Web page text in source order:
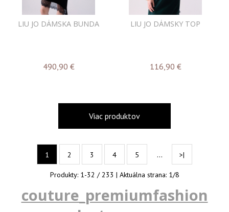
LIU JO DÁMSKA BUNDA
490,90 €
LIU JO DÁMSKY TOP
116,90 €
Viac produktov
1 2 3 4 5 … >|
Produkty: 1-32 /233 | Aktuálna strana: 1/8
couture_premiumfashion